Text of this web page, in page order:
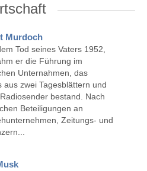
Murdoch
Tod seines Vaters 1952,
er die Führung im
Unternahmen, das
aus zwei Tagesblättern und
bestand. Nach
Beteiligungen an
Zeitungs- und